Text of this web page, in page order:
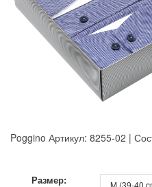
Poggino Артикул: 8255-02 |
Размер: